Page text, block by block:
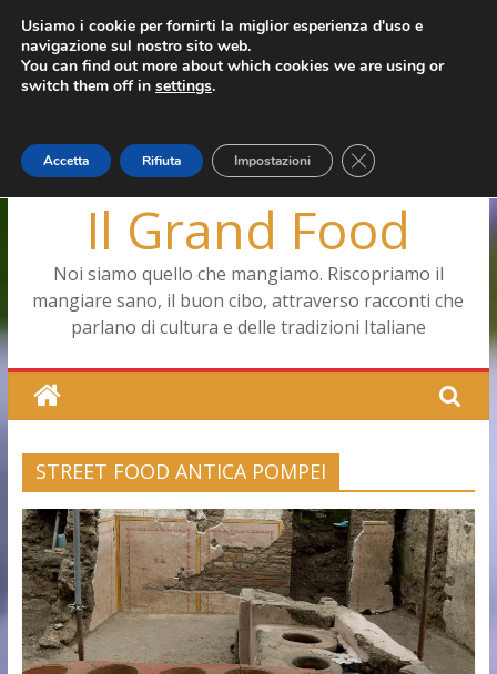
Salta
contenuto
martedì, Agosto 4, 2026
Ultimo: Pizza a Corte
Menopausa, una forma smagliante senza età
Capodimonte, ritorna la tavola di corte
Il Grand Food
Noi siamo quello che mangiamo. Riscopriamo il
mangiare sano, il buon cibo, attraverso racconti che
parlano di cultura e delle tradizioni Italiane
STREET FOOD ANTICA POMPEI
Usiamo i cookie per fornirti la miglior esperienza d'uso e
navigazione sul nostro sito web.
You can find out more about which cookies we are using or
switch them off in settings.
Accetta Rifiuta Impostazioni Close GDPR